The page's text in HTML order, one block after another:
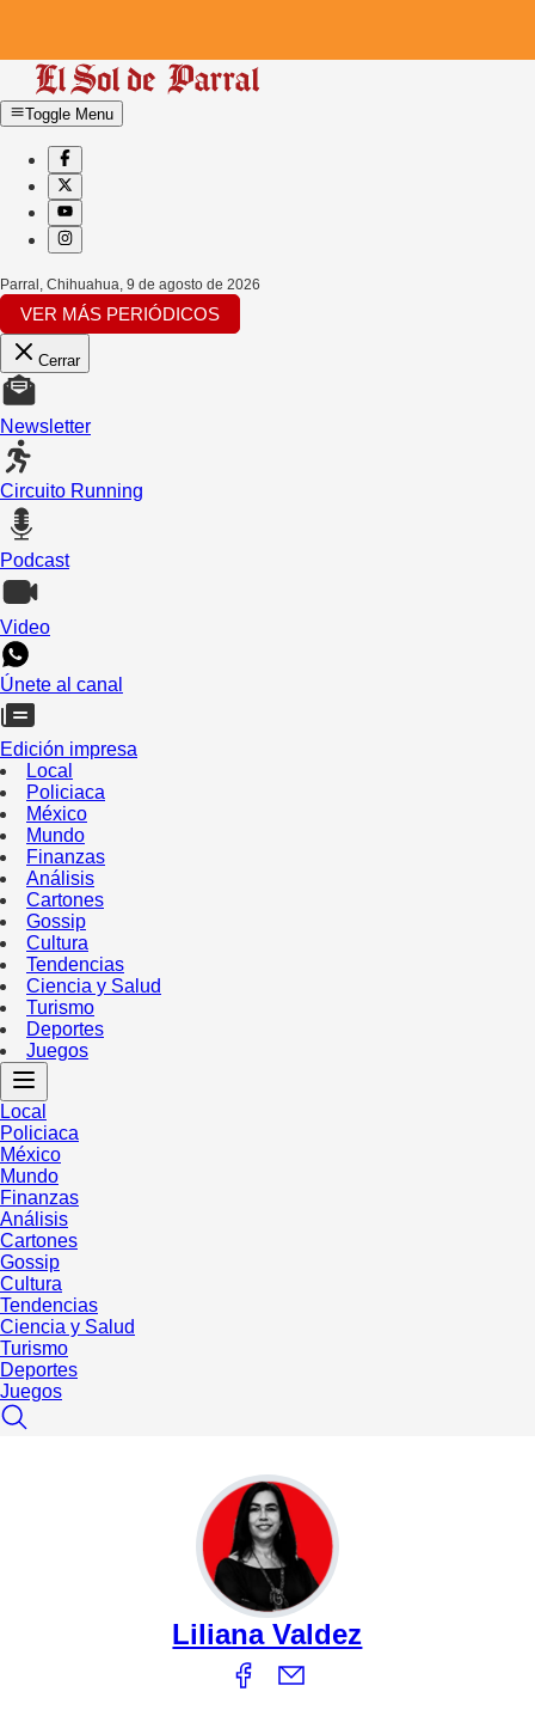
Toggle Menu
Parral, Chihuahua 9 de agosto de 2026
VER MÁS PERIÓDICOS
Cerrar
Newsletter
Circuito Running
Podcast
Video
Únete al canal
Edición impresa
Local
Policiaca
México
Mundo
Finanzas
Análisis
Cartones
Gossip
Cultura
Tendencias
Ciencia y Salud
Turismo
Deportes
Juegos
Local
Policiaca
México
Mundo
Finanzas
Análisis
Cartones
Gossip
Cultura
Tendencias
Ciencia y Salud
Turismo
Deportes
Juegos
Liliana Valdez